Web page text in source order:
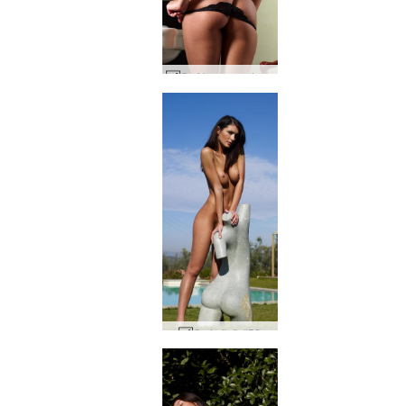
Orsi banyo mahremiyeti #51
Orsi süsü #52